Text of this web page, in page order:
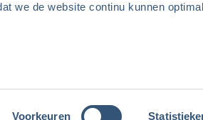
we de website continu kunnen
Voorkeuren